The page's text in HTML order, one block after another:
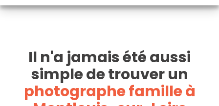
Il n'a jamais été aussi
simple de trouver un
photographe famille à